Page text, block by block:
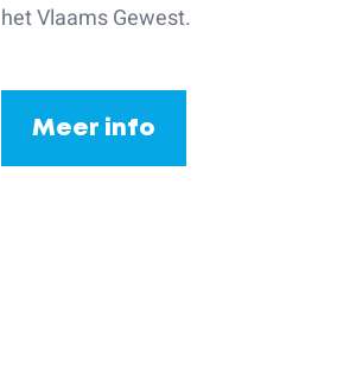
het Vlaams Gewest.
Meer info